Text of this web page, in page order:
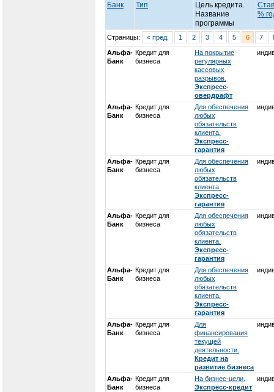
Банк Тип
Цель кредита.
Название
программы
%
Страницы: « пред. 1 2 3 4 5 6 7
Альфа-
Банк
Кредит для
бизнеса
На покрытие
регулярных
кассовых
разрывов.
Экспресс-
овердрафт
Альфа-
Банк
Кредит для
бизнеса
Для обеспечения
любых
обязательств
клиента.
Экспресс-
гарантия
Альфа-
Банк
Кредит для
бизнеса
Для обеспечения
любых
обязательств
клиента.
Экспресс-
гарантия
Альфа-
Банк
Кредит для
бизнеса
Для обеспечения
любых
обязательств
клиента.
Экспресс-
гарантия
Альфа-
Банк
Кредит для
бизнеса
Для обеспечения
любых
обязательств
клиента.
Экспресс-
гарантия
Альфа-
Банк
Кредит для
бизнеса
Для
финансирования
текущей
деятельности.
Кредит на
развитие бизнеса
Альфа-
Банк
Кредит для
бизнеса
На бизнес-цели.
Экспресс-кредит